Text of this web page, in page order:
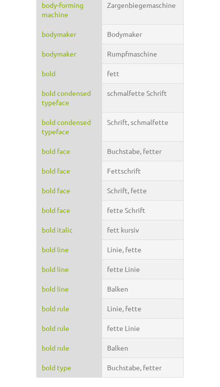
body-forming
machine
Zargenbiegemaschine
bodymaker Bodymaker
bodymaker Rumpfmaschine
bold fett
bold condensed
typeface
schmalfette Schrift
bold condensed
typeface
Schrift, schmalfette
bold face Buchstabe, fetter
bold face Fettschrift
bold face Schrift, fette
bold face fette Schrift
bold italic fett kursiv
bold line Linie, fette
bold line fette Linie
bold line Balken
bold rule Linie, fette
bold rule fette Linie
bold rule Balken
bold type Buchstabe, fetter